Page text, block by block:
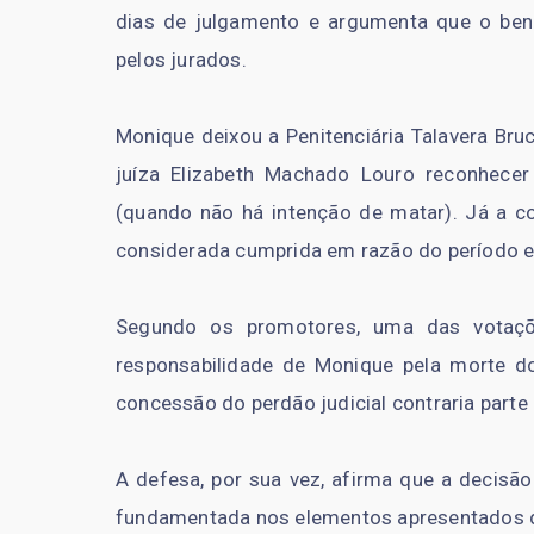
dias de julgamento e argumenta que o
pelos jurados.
Monique deixou a Penitenciária Talavera
juíza Elizabeth Machado Louro
(quando não há intenção de matar). Já a
considerada cumprida em razão do período
Segundo os promotores, uma das
responsabilidade de Monique pela morte
concessão do perdão judicial contraria
A defesa, por sua vez, afirma que a
fundamentada nos elementos apresentados